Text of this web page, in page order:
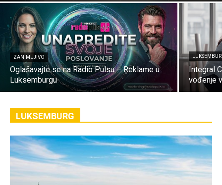
ZANIMLJIVO
Oglašavajte se na Radio Pulsu – Reklame u
Luksemburgu
Integral
vođenje
LUKSEMBURG